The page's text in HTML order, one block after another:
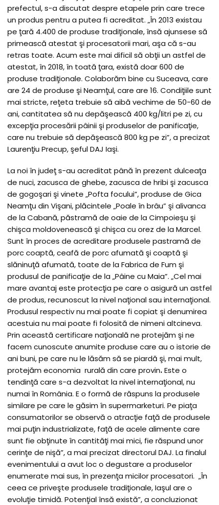
prefectul, s-a discutat despre etapele prin care trece
un produs pentru a putea fi acreditat. „În 2013 existau
pe ţară 4.400 de produse tradiţionale, însă ajunsese să
primească atestat şi procesatorii mari, aşa că s-au
retras toate. Acum este mai dificil să obţii un astfel de
atestat, în 2018, în toată ţara, există doar 600 de
produse tradiţionale. Colaborăm bine cu Suceava, care
are 24 de produse şi Neamţul, care are 16. Condiţiile sunt
mai stricte, reţeta trebuie să aibă vechime de 50-60 de
ani, cantitatea să nu depăşească 400 kg/litri pe zi, cu
excepţia procesării pâinii şi produselor de panificaţie,
care nu trebuie să depăşească 800 kg pe zi”, a precizat
Laurenţiu Precup, şeful DAJ Iaşi.
La noi în judeţ s-au acreditat până în prezent dulceaţa
de nuci, zacusca de ghebe, zacusca de hribi şi zacusca
de gogoşari şi vinete „Pofta focului”, produse de Gica
Neamţu din Vişani, plăcintele „Poale în brâu” şi alivanca
de la Cabană, păstramă de oaie de la Cimpoieşu şi
chişca moldovenească şi chişca cu orez de la Marcel.
Sunt în proces de acreditare produsele pastramă de
porc coaptă, ceafă de porc afumată şi coaptă şi
slăninuţă afumată, toate de la Fabrica de Fum şi
produsul de panificaţie de la „Pâine cu Maia”. „Cel mai
mare avantaj este protecţia pe care o asigură un astfel
de produs, recunoscut la nivel naţional sau internaţional.
Produsul respectiv nu mai poate fi copiat şi denumirea
acestuia nu mai poate fi folosită de nimeni altcineva.
Prin această certificare naţională ne protejăm şi ne
facem cunoscute anumite produse care au o istorie de
ani buni, pe care nu le lăsăm să se piardă şi, mai mult,
protejăm economia rurală din care provin.Este o
tendinţă care s-a dezvoltat la nivel internaţional, nu
numai în România. E o formă de răspuns la produsele
similare pe care le găsim în supermarketuri. Pe piaţa
consumatorilor se observă o atracţie faţă de produsele
mai puţin industrializate, faţă de acele alimente care
sunt fie obţinute în cantităţi mai mici, fie răspund unor
cerinţe de nişă”, a mai precizat directorul DAJ. La finalul
evenimentului a avut loc o degustare a produselor
enumerate mai sus, în prezenţa micilor procesatori. „În
ceea ce priveşte produsele tradiţionale, Iaşul are o
evoluţie timidă. Potenţial însă există”, a concluzionat